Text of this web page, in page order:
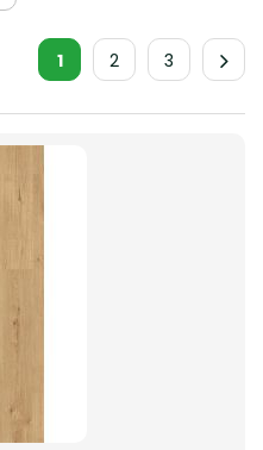
1 2 3